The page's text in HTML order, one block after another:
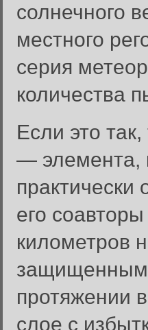
солнечного
местного
серия
количества
Если это
— элемента,
практически
его
километров
протяжении
слое с
Забыли пароль?
Введите
Инструкция